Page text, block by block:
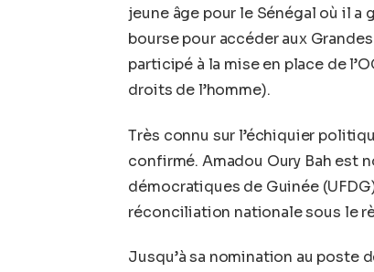
jeune âge pour le Sénégal où il
bourse pour accéder aux
participé à la mise en place de
droits de l’homme).
Très connu sur l’échiquier
confirmé. Amadou Oury Bah est
démocratiques de Guinée
réconciliation nationale sous le
Jusqu’à sa nomination au poste